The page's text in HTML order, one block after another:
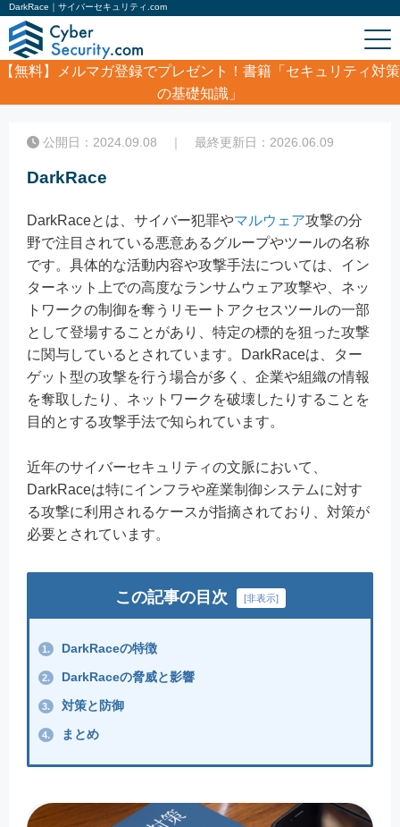
DarkRace｜サイバーセキュリティ.com
【無料】
メルマガ登録でプレゼント！書籍「セキュリティ対策
の基礎知識」
DarkRace
公開日：2024.09.08 ｜ 最終更新日：2026.06.09
DarkRace
DarkRaceとは、サイバー犯罪やマルウェア攻撃の分
野で注目されている悪意あるグループやツールの名称
です。具体的な活動内容や攻撃手法については、イン
ターネット上での高度なランサムウェア攻撃や、ネッ
トワークの制御を奪うリモートアクセスツールの一部
として登場することがあり、特定の標的を狙った攻撃
に関与しているとされています。DarkRaceは、ター
ゲット型の攻撃を行う場合が多く、企業や組織の情報
を奪取したり、ネットワークを破壊したりすることを
目的とする攻撃手法で知られています。
近年のサイバーセキュリティの文脈において、
DarkRaceは特にインフラや産業制御システムに対す
る攻撃に利用されるケースが指摘されており、対策が
必要とされています。
この記事の目次 [非表示]
1. DarkRaceの特徴
2. DarkRaceの脅威と影響
3. 対策と防御
4. まとめ